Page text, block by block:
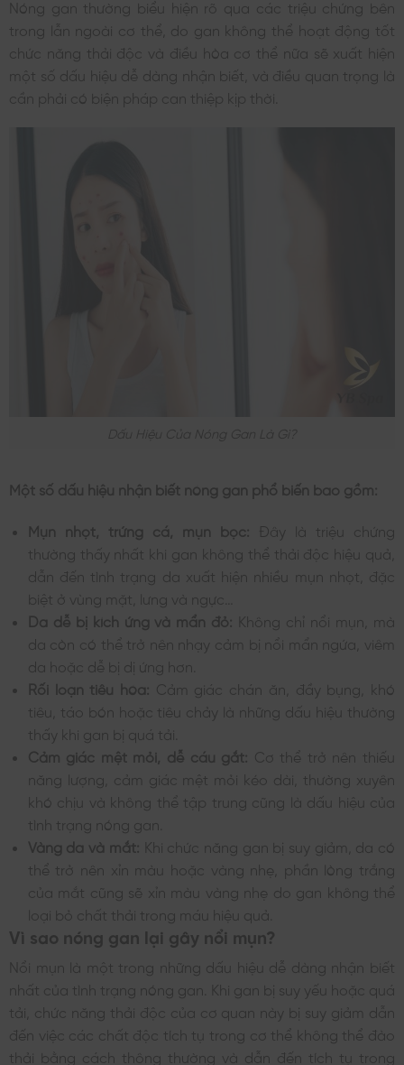
Nóng gan thường biểu hiện rõ qua các triệu chứng bên
trong lẫn ngoài cơ thể, do gan không thể hoạt động tốt
chức năng thải độc và điều hòa cơ thể nữa sẽ xuất hiện
một số dấu hiệu dễ dàng nhận biết, và điều quan trọng là
cần phải có biện pháp can thiệp kịp thời.
Dấu Hiệu Của Nóng Gan Là Gì?
Một số dấu hiệu nhận biết nóng gan phổ biến bao gồm:
Mụn nhọt, trứng cá, mụn bọc: Đây là triệu chứng
thường thấy nhất khi gan không thể thải độc hiệu quả,
dẫn đến tình trạng da xuất hiện nhiều mụn nhọt, đặc
biệt ở vùng mặt, lưng và ngực…
Da dễ bị kích ứng và mẩn đỏ: Không chỉ nổi mụn, mà
da còn có thể trở nên nhạy cảm bị nổi mẩn ngứa, viêm
da hoặc dễ bị dị ứng hơn.
Rối loạn tiêu hóa: Cảm giác chán ăn, đầy bụng, khó
tiêu, táo bón hoặc tiêu chảy là những dấu hiệu thường
thấy khi gan bị quá tải.
Cảm giác mệt mỏi, dễ cáu gắt: Cơ thể trở nên thiếu
năng lượng, cảm giác mệt mỏi kéo dài, thường xuyên
khó chịu và không thể tập trung cũng là dấu hiệu của
tình trạng nóng gan.
Vàng da và mắt: Khi chức năng gan bị suy giảm, da có
thể trở nên xỉn màu hoặc vàng nhẹ, phần lòng trắng
của mắt cũng sẽ xỉn màu vàng nhẹ do gan không thể
loại bỏ chất thải trong máu hiệu quả.
Vì sao nóng gan lại gây nổi mụn?
Nổi mụn là một trong những dấu hiệu dễ dàng nhận biết
nhất của tình trạng nóng gan. Khi gan bị suy yếu hoặc quá
tải, chức năng thải độc của cơ quan này bị suy giảm dẫn
đến việc các chất độc tích tụ trong cơ thể không thể đào
thải bằng cách thông thường và dẫn đến tích tụ trong